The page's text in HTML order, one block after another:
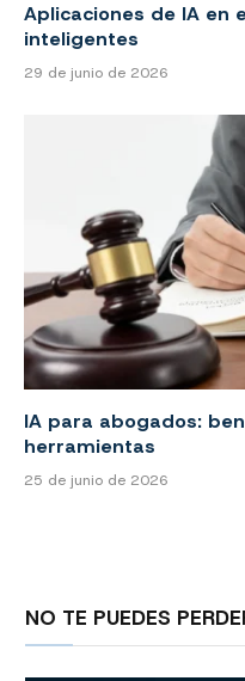
Aplicaciones de IA en
inteligentes
29 de junio de 2026
IA para abogados:
herramientas
25 de junio de 2026
NO TE PUEDES